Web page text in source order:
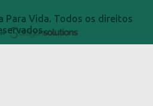
Para Vida. Todos os direitos